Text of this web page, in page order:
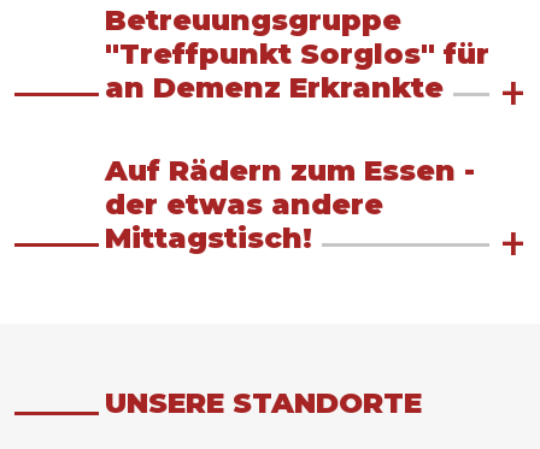
Betreuungsgruppe
"Treffpunkt Sorglos" für
an Demenz Erkrankte
Auf Rädern zum Essen -
der etwas andere
Mittagstisch!
UNSERE STANDORTE